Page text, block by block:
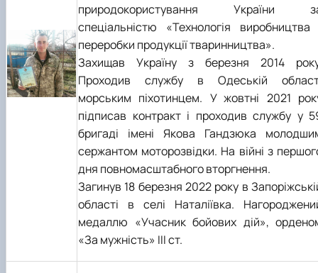
природокористування України
спеціальністю «Технологія виробництва
переробки продукції тваринництва».
Захищав Україну з березня 2014
Проходив службу в Одеській
морським піхотинцем. У жовтні 2021
підписав контракт і проходив службу у
бригаді імені Якова Гандзюка
сержантом моторозвідки. На війні з
дня повномасштабного вторгнення.
Загинув 18 березня 2022 року в
області в селі Наталіївка.
медаллю «Учасник бойових дій»,
«За мужність» ІІІ ст.